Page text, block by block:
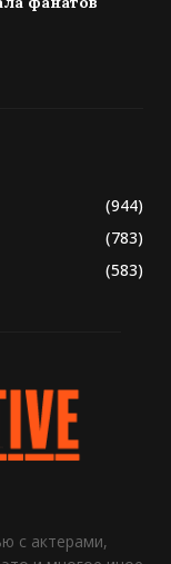
(944)
(783)
(583)
с актерами,